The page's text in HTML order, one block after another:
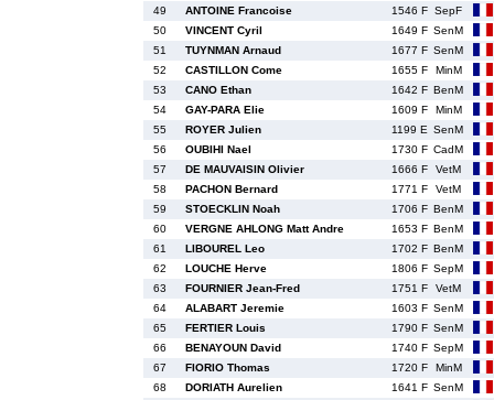
49
ANTOINE Francoise 1546 F SepF
50
VINCENT Cyril 1649 F SenM
51
TUYNMAN Arnaud 1677 F SenM
52
CASTILLON Come 1655 F
MinM
53
CANO Ethan 1642 F BenM
54
GAY-PARA Elie 1609 F
MinM
55
ROYER Julien 1199 E SenM
56
OUBIHI Nael 1730 F CadM
57
DE MAUVAISIN Olivier 1666 F
VetM
58
PACHON Bernard 1771 F
VetM
59
STOECKLIN Noah 1706 F BenM
60
VERGNE AHLONG Matt Andre 1653 F BenM
61
LIBOUREL Leo 1702 F BenM
62
LOUCHE Herve 1806 F SepM
63
FOURNIER Jean-Fred 1751 F
VetM
64
ALABART Jeremie 1603 F SenM
65
FERTIER Louis 1790 F SenM
66
BENAYOUN David 1740 F SepM
67
FIORIO Thomas 1720 F
MinM
68
DORIATH Aurelien 1641 F SenM